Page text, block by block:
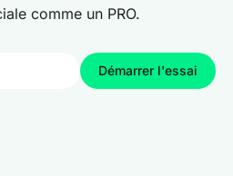
comme un PRO.
Démarrer l'essai